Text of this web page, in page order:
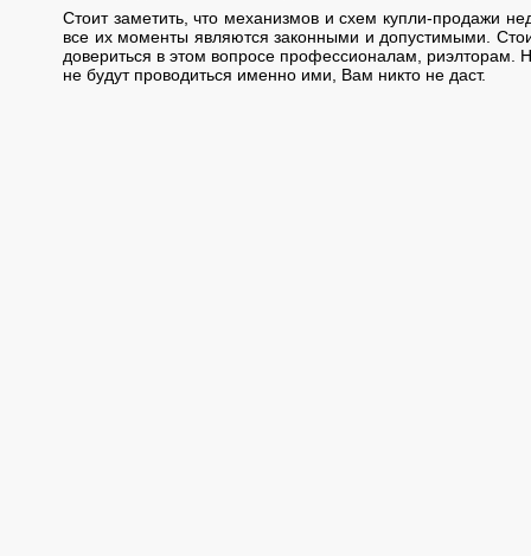
Стоит заметить, что механизмов и схем купли-продажи
все их моменты являются законными и допустимыми.
довериться в этом вопросе профессионалам, риэлторам.
не будут проводиться именно ими, Вам никто не даст.